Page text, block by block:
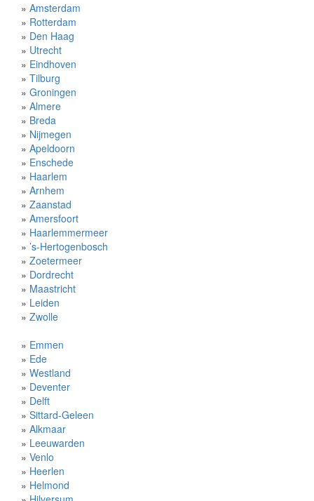
» Amsterdam
» Rotterdam
» Den Haag
» Utrecht
» Eindhoven
» Tilburg
» Groningen
» Almere
» Breda
» Nijmegen
» Apeldoorn
» Enschede
» Haarlem
» Arnhem
» Zaanstad
» Amersfoort
» Haarlemmermeer
» ’s-Hertogenbosch
» Zoetermeer
» Dordrecht
» Maastricht
» Leiden
» Zwolle
» Emmen
» Ede
» Westland
» Deventer
» Delft
» Sittard-Geleen
» Alkmaar
» Leeuwarden
» Venlo
» Heerlen
» Helmond